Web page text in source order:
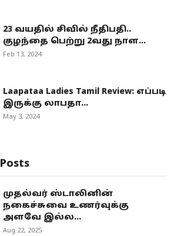
23 வயதில் சிவில் நீதிபதி..
குழந்தை பெற்று 2வது நாள...
Feb 13, 2024
Laapataa Ladies Tamil Review: எப்படி
இருக்கு லாபதா...
May 3, 2024
முதல்வர் ஸ்டாலினின்
நகைச்சுவை உணர்வுக்கு
அளவே இல்ல...
Aug 22, 2025